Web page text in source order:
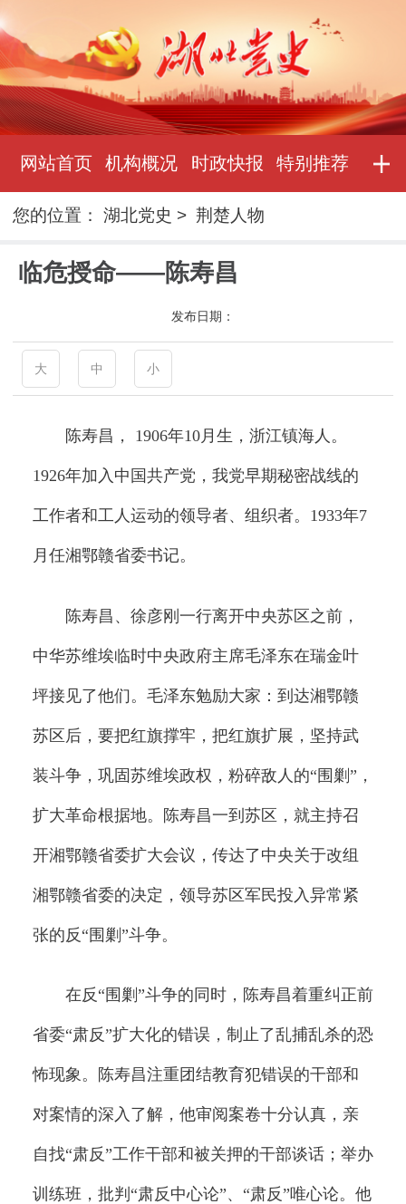
网站首页 机构概况 时政快报 特别推荐
您的位置：湖北党史 >荆楚人物
临危授命——陈寿昌
发布日期：
大 中 小
陈寿昌， 1906年10月生，浙江镇海人。
1926年加入中国共产党，我党早期秘密战线的
工作者和工人运动的领导者、组织者。1933年7
月任湘鄂赣省委书记。
陈寿昌、徐彦刚一行离开中央苏区之前，
中华苏维埃临时中央政府主席毛泽东在瑞金叶
坪接见了他们。毛泽东勉励大家：到达湘鄂赣
苏区后，要把红旗撑牢，把红旗扩展，坚持武
装斗争，巩固苏维埃政权，粉碎敌人的“围剿”，
扩大革命根据地。陈寿昌一到苏区，就主持召
开湘鄂赣省委扩大会议，传达了中央关于改组
湘鄂赣省委的决定，领导苏区军民投入异常紧
张的反“围剿”斗争。
在反“围剿”斗争的同时，陈寿昌着重纠正前
省委“肃反”扩大化的错误，制止了乱捕乱杀的恐
怖现象。陈寿昌注重团结教育犯错误的干部和
对案情的深入了解，他审阅案卷十分认真，亲
自找“肃反”工作干部和被关押的干部谈话；举办
训练班，批判“肃反中心论”、“肃反”唯心论。他